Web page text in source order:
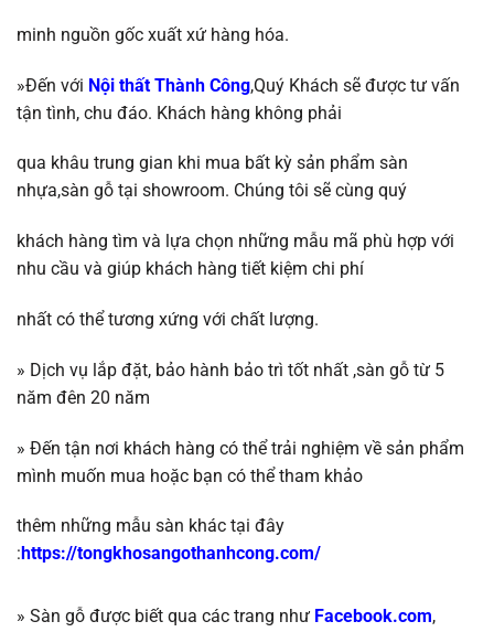
minh nguồn gốc xuất xứ hàng hóa.
»Đến với Nội thất Thành Công,Quý Khách sẽ được tư vấn
tận tình, chu đáo. Khách hàng không phải
qua khâu trung gian khi mua bất kỳ sản phẩm sàn
nhựa,sàn gỗ tại showroom. Chúng tôi sẽ cùng quý
khách hàng tìm và lựa chọn những mẫu mã phù hợp với
nhu cầu và giúp khách hàng tiết kiệm chi phí
nhất có thể tương xứng với chất lượng.
» Dịch vụ lắp đặt, bảo hành bảo trì tốt nhất ,sàn gỗ từ 5
năm đên 20 năm
» Đến tận nơi khách hàng có thể trải nghiệm về sản phẩm
mình muốn mua hoặc bạn có thể tham khảo
thêm những mẫu sàn khác tại đây
: https://tongkhosangothanhcong.com/
» Sàn gỗ được biết qua các trang như Facebook.com,